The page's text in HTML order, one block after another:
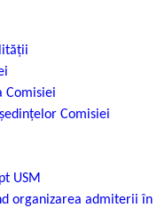
Comisiei
Comisiei
USM
organizarea admiterii în